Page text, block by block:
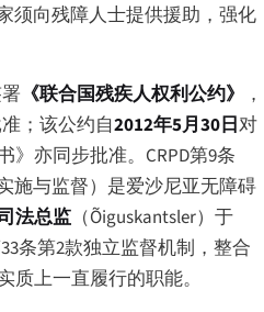
须向残障人士提供援助，强化
《联合国残疾人权利公约》
，
；该公约自2012年5月30日对
亦同步批准。CRPD第9条
施与监督）是爱沙尼亚无障碍
法总监 （Õiguskantsler）于
条第2款独立监督机制，整合
质上一直履行的职能。